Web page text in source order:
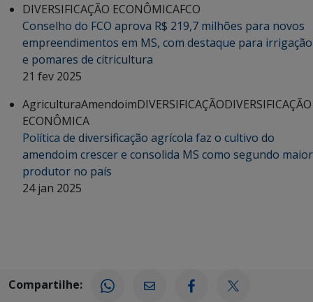
DIVERSIFICAÇÃO ECONÔMICAFCO
Conselho do FCO aprova R$ 219,7 milhões para novos
empreendimentos em MS, com destaque para irrigação
e pomares de citricultura
21 fev 2025
AgriculturaAmendoimDIVERSIFICAÇÃODIVERSIFICAÇÃO
ECONÔMICA
Política de diversificação agrícola faz o cultivo do
amendoim crescer e consolida MS como segundo maior
produtor no país
24 jan 2025
Compartilhe: